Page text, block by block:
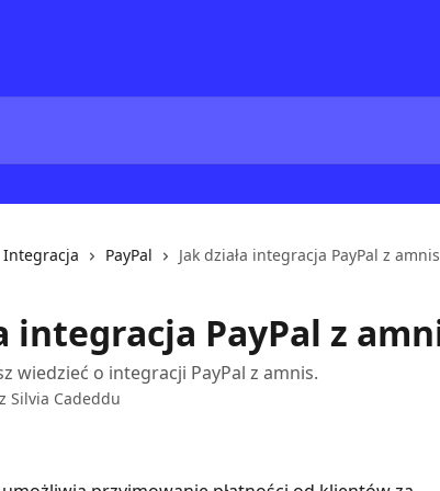
Integracja PayPal Jak działa integracja PayPal z
integracja PayPal z
wiedzieć o integracji PayPal z amnis.
Silvia Cadeddu